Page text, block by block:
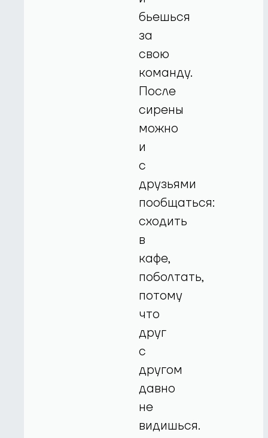
бьешься
за
свою
команду.
После
сирены
можно
и
с
друзьями
пообщаться:
сходить
в
кафе,
поболтать,
потому
что
друг
с
другом
давно
не
видишься.